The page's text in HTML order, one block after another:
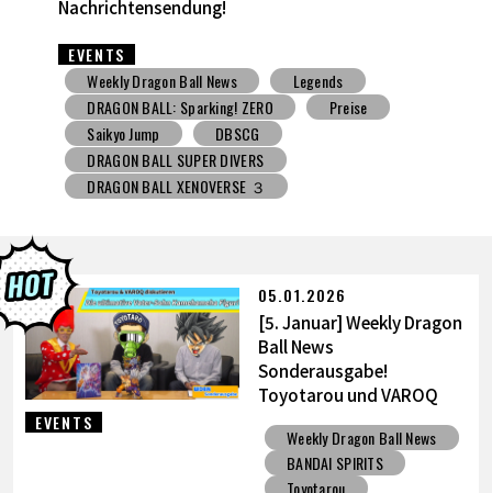
EVENTS
Weekly Dragon Ball News
Spielzeug mit Süßigkeiten
V Jump
DBSCG
DRAGON BALL SUPER DIVERS
DRAGON BALL XENOVERSE ３
DRAGON BALL GEKISHIN SQUADRA
Toyotarou hat's versucht zu zeichnen
DRAGON BALL: Sparking! ZERO
Gashapon
BANDAI
EVENTS
05.01.2026
[5. Januar] Weekly Dragon
Ball News
Sonderausgabe!
Toyotarou und VAROQ
Vater-Sohn Kamehameha
Figur!
Weekly Dragon Ball News
BANDAI SPIRITS